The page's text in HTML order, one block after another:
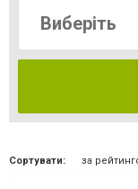
Сортувати: за